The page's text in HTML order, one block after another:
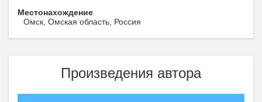
Местонахождение
Омск, Омская область, Россия
Произведения автора